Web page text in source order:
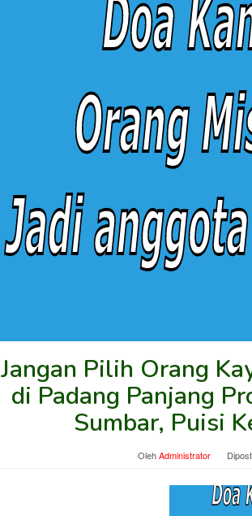
Jangan Pilih Orang
di Padang Panjang
Sumbar, Puisi
OlehAdministrator